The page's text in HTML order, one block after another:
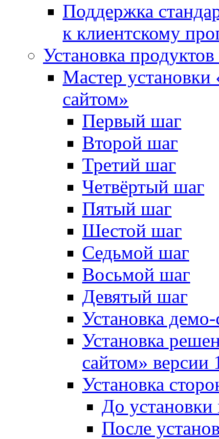
Поддержка
к клиентскому
Установка
Мастер
сайтом»
Первый шаг
Второй шаг
Третий шаг
Четвёртый шаг
Пятый шаг
Шестой шаг
Седьмой шаг
Восьмой шаг
Девятый шаг
Установка
Установка
сайтом»
Установка
До установки
После